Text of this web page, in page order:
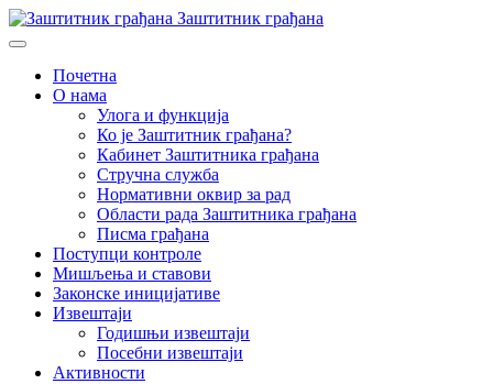
Заштитник грађана
Почетна
О нама
Улога и функција
Ко је Заштитник грађана?
Кабинет Заштитника грађана
Стручна служба
Нормативни оквир за рад
Области рада Заштитника грађана
Писма грађана
Поступци контроле
Мишљења и ставови
Законске иницијативе
Извештаји
Годишњи извештаји
Посебни извештаји
Активности